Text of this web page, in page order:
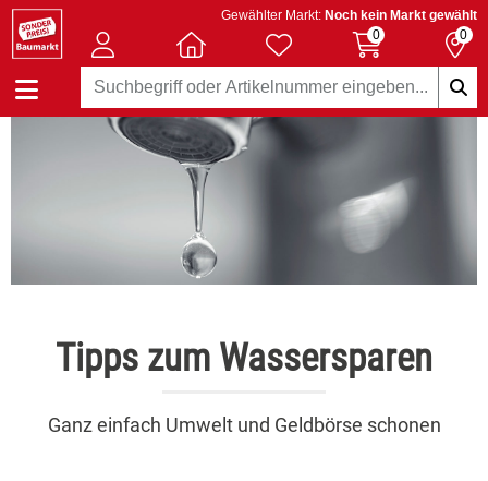
Gewählter Markt: Noch kein Markt gewählt
0
0
Tipps zum Wassersparen
Ganz einfach Umwelt und Geldbörse schonen